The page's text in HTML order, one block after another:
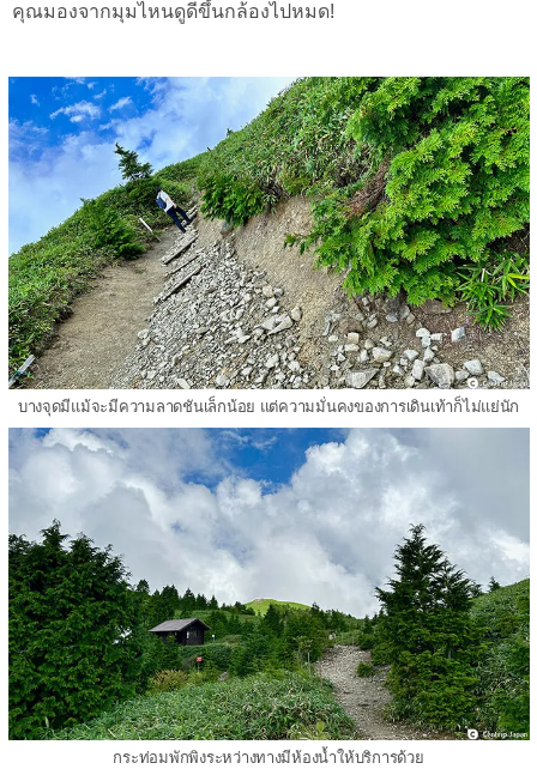
คุณมองจากมุมไหนดูดีขึ้นกล้องไปหมด!
บางจุดมีแม้จะมีความลาดชันเล็กน้อย แต่ความมั่นคงของการเดินเท้าก็ไม่แย่นัก
กระท่อมพักพิงระหว่างทางมีห้องน้ำให้บริการด้วย